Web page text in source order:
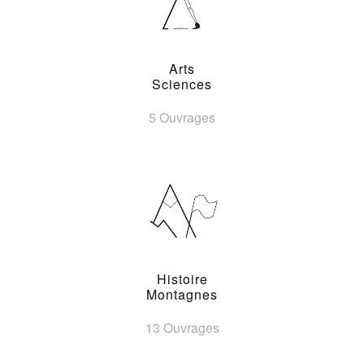
Arts
Sciences
5 Ouvrages
Histoire
Montagnes
13 Ouvrages